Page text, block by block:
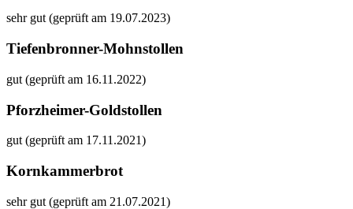
sehr gut (geprüft am 19.07.2023)
Tiefenbronner-Mohnstollen
gut (geprüft am 16.11.2022)
Pforzheimer-Goldstollen
gut (geprüft am 17.11.2021)
Kornkammerbrot
sehr gut (geprüft am 21.07.2021)